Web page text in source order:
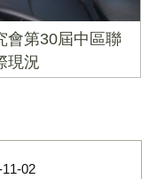
會第30屆中區聯
現況
02